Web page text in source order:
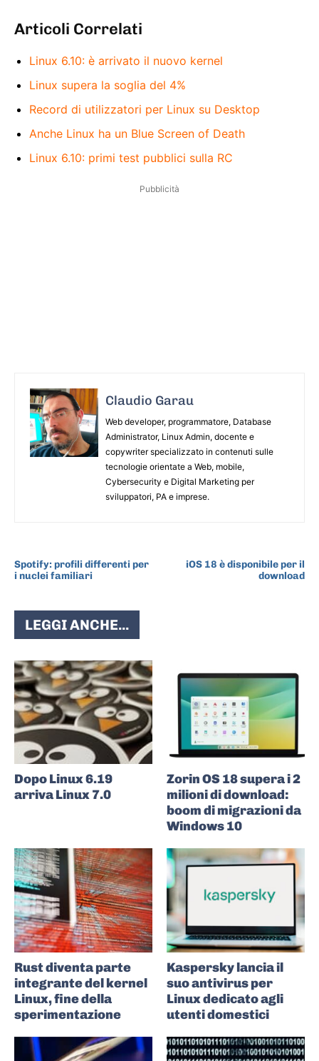
Articoli Correlati
Linux 6.10: è arrivato il nuovo kernel
Linux supera la soglia del 4%
Record di utilizzatori per Linux su Desktop
Anche Linux ha un Blue Screen of Death
Linux 6.10: primi test pubblici sulla RC
Pubblicità
Claudio Garau
Web developer, programmatore, Database
Administrator, Linux Admin, docente e
copywriter specializzato in contenuti sulle
tecnologie orientate a Web, mobile,
Cybersecurity e Digital Marketing per
sviluppatori, PA e imprese.
Spotify: profili differenti per
i nuclei familiari
iOS 18 è disponibile per il
download
LEGGI ANCHE...
Dopo Linux 6.19
arriva Linux 7.0
Zorin OS 18 supera i 2
milioni di download:
boom di migrazioni da
Windows 10
Rust diventa parte
integrante del kernel
Linux, fine della
sperimentazione
Kaspersky lancia il
suo antivirus per
Linux dedicato agli
utenti domestici